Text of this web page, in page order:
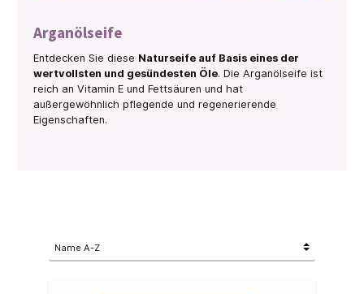
Arganölseife
Entdecken Sie diese Naturseife auf Basis eines der
wertvollsten und gesündesten Öle. Die Arganölseife ist
reich an Vitamin E und Fettsäuren und hat
außergewöhnlich pflegende und regenerierende
Eigenschaften.